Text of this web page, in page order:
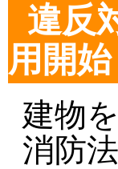
違反
用開始
建物
消防